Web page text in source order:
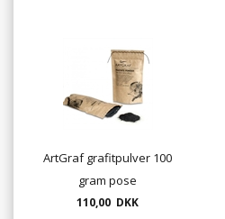
ArtGraf grafitpulver 100
gram pose
110,00 DKK